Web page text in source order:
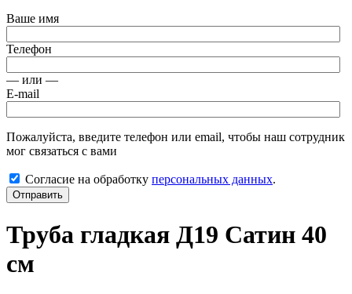
Ваше имя
Телефон
— или —
E-mail
Пожалуйста, введите телефон или email, чтобы наш сотрудник
мог связаться с вами
Согласие на обработку персональных данных.
Отправить
Труба гладкая Д19 Сатин 40
см